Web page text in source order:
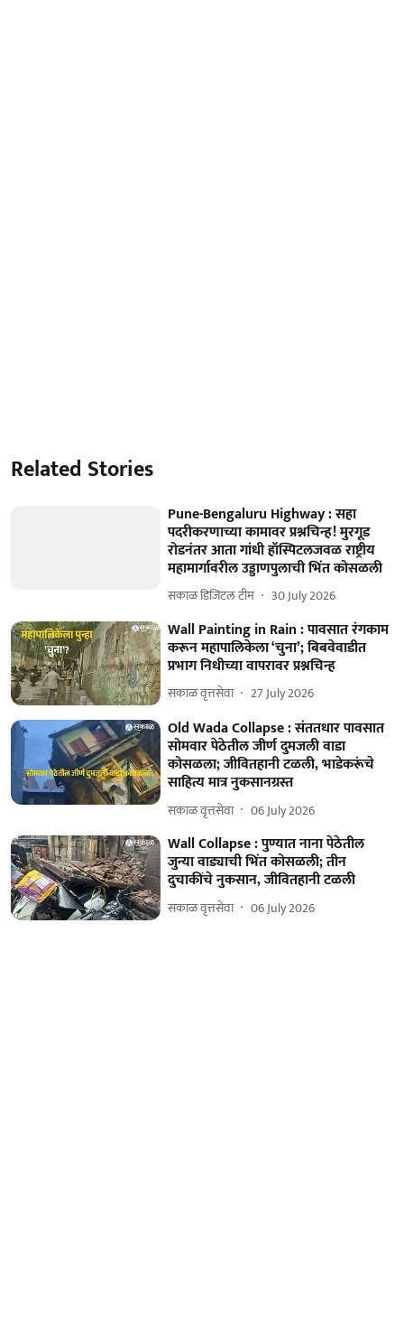
Related Stories
Pune-Bengaluru Highway : सहा
पदरीकरणाच्या कामावर प्रश्नचिन्ह! मुरगूड
रोडनंतर आता गांधी हॉस्पिटलजवळ राष्ट्रीय
महामार्गावरील उड्डाणपुलाची भिंत कोसळली
सकाळ डिजिटल टीम 30 July 2026
Wall Painting in Rain : पावसात रंगकाम
करून महापालिकेला ‘चुना’; बिबवेवाडीत
प्रभाग निधीच्या वापरावर प्रश्नचिन्ह
सकाळ वृत्तसेवा 27 July 2026
Old Wada Collapse : संततधार पावसात
सोमवार पेठेतील जीर्ण दुमजली वाडा
कोसळला; जीवितहानी टळली, भाडेकरूंचे
साहित्य मात्र नुकसानग्रस्त
सकाळ वृत्तसेवा 06 July 2026
Wall Collapse : पुण्यात नाना पेठेतील
जुन्या वाड्याची भिंत कोसळली; तीन
दुचाकींचे नुकसान, जीवितहानी टळली
सकाळ वृत्तसेवा 06 July 2026